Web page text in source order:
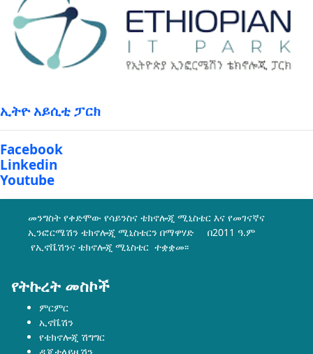
Facebook
Linkedin
Youtube
መንግስት የቀድሞው የሳይንስና ቴክኖሎጂ ሚኒስቴር እና የመገናኛና
ኢንፎርሜሽን ቴክኖሎጂ ሚኒስቴርን በማዋሃድ በ2011 ዓ.ም
የኢኖቬሽንና ቴክኖሎጂ ሚኒስቴር ተቋቋመ፡፡
ምርምር
ኢኖቬሽን
የቴክኖሎጂ ሽግግር
ዲጂታላይዜሽን